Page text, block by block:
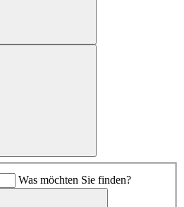
Was möchten Sie finden?